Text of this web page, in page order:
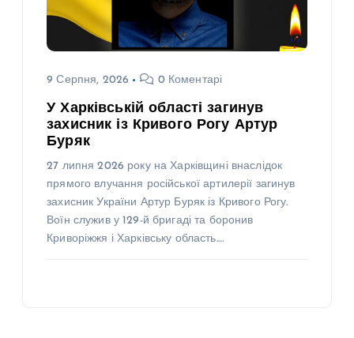
9 Серпня, 2026 0 Коментарі
У Харківській області загинув
захисник із Кривого Рогу Артур
Буряк
27 липня 2026 року на Харківщині внаслідок
прямого влучання російської артилерії загинув
захисник України Артур Буряк із Кривого Рогу.
Воїн служив у 129-й бригаді та боронив
Криворіжжя і Харківську область.…